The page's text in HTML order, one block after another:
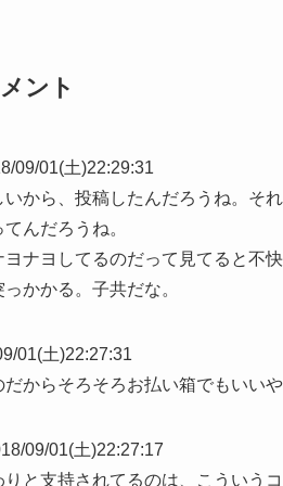
ント
09/01(土)22:29:31
いから、投稿したんだろうね。そ
んだろうね。
ヨナヨしてるのだって見てると不
かかる。子共だな。
01(土)22:27:31
だからそろそろお払い箱でもいい
09/01(土)22:27:17
りと支持されてるのは、こういう